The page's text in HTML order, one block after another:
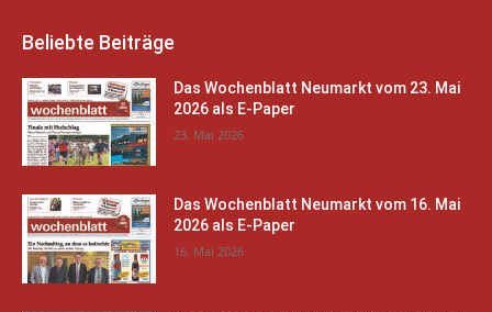
Beliebte Beiträge
Das Wochenblatt Neumarkt vom 23. Mai
2026 als E-Paper
23. Mai 2026
Das Wochenblatt Neumarkt vom 16. Mai
2026 als E-Paper
16. Mai 2026